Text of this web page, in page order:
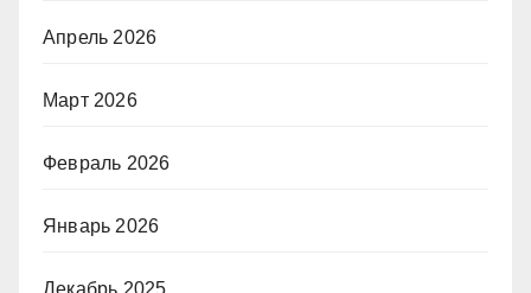
Апрель 2026
Март 2026
Февраль 2026
Январь 2026